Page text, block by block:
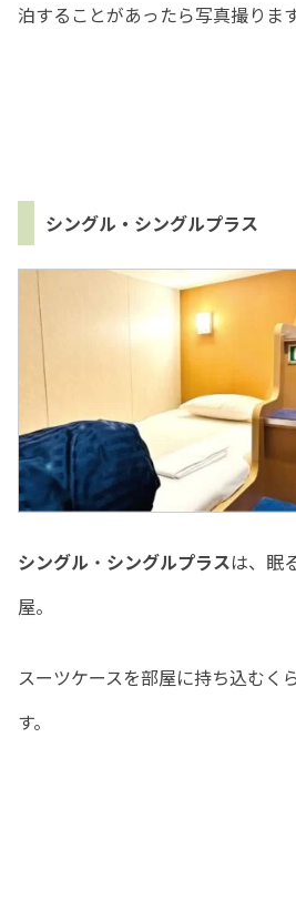
泊することがあったら写真撮りま
シングル・シングルプラス
シングル ・ シングルプラスは、眠
屋。
スーツケースを部屋に持ち込むく
す。